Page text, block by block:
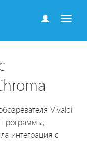
Vivaldi
интеграция с